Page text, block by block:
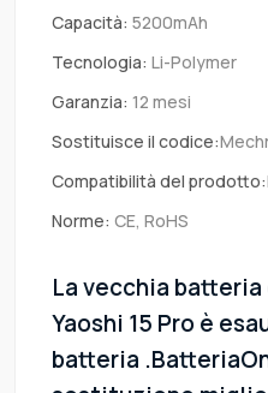
Capacità: 5200mAh
Tecnologia: Li-Polymer
Garanzia: 12 mesi
Sostituisce il codice:
Compatibilità del prodotto:
Norme: CE, RoHS
La vecchia
Yaoshi 15 Pro è
batteria